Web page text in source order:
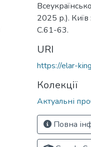
2025 р.). Київ
С.61-63.
URI
https://elar-
Колекції
Актуальні
Повна